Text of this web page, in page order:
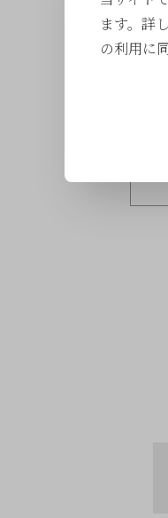
ます。詳
の利用に